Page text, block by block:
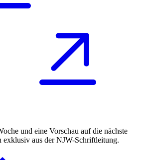
und eine Vorschau auf die nächste
aus der NJW-Schriftleitung.